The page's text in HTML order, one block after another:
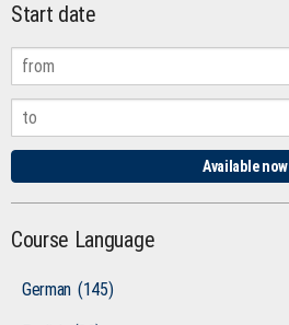
Start date
Available now
Course Language
German (145)